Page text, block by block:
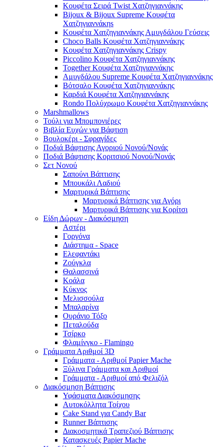
Κουφέτα Σειρά Twist Χατζηγιαννάκης
Bijoux & Bijoux Supreme Κουφέτα
Χατζηγιαννάκηs
Κουφέτα Χατζηγιαννάκης Αμυγδάλου Γεύσεις
Choco Balls Κουφέτα Χατζηγιαννάκης
Κουφέτα Χατζηγιαννάκης Crispy
Piccolino Κουφέτα Χατζηγιαννάκης
Together Κουφέτα Χατζηγιαννάκης
Αμυγδάλου Supreme Κουφέτα Χατζηγιαννάκης
Βότσαλο Κουφέτα Χατζηγιαννάκης
Καρδιά Κουφέτα Χατζηγιαννάκης
Rondo Πολύχρωμο Κουφέτα Χατζηγιαννάκης
Marshmallows
Τούλι για Μπομπονιέρες
Βιβλία Ευχών για Βάφτιση
Βουλοκέρι - Σφραγίδες
Ποδιά Βάφτισης Αγοριού Νονού/Νονάς
Ποδιά Βάφτισης Κοριτσιού Νονού/Νονάς
Σετ Νονού
Σαπούνι Βάπτισης
Μπουκάλι Λαδιού
Μαρτυρικά Βάπτισης
Μαρτυρικά Βάπτισης για Αγόρι
Μαρτυρικά Βάπτισης για Κορίτσι
Είδη Δώρων - Διακόσμηση
Αστέρι
Γοργόνα
Διάστημα - Space
Ελεφαντάκι
Ζούγκλα
Θαλασσινά
Κοάλα
Κύκνος
Μελισσούλα
Μπαλαρίνα
Ουράνιο Τόξο
Πεταλούδα
Τσίρκο
Φλαμίνγκο - Flamingo
Γράμματα Αριθμοί 3D
Γράμματα - Αριθμοί Papier Mache
Ξύλινα Γράμματα και Αριθμοί
Γράμματα - Αριθμοί από Φελιζόλ
Διακόσμηση Βάπτισης
Υφάσματα Διακόσμησης
Αυτοκόλλητα Τοίχου
Cake Stand για Candy Bar
Runner Βάπτισης
Διακοσμητικά Τραπεζιού Βάπτισης
Κατασκευές Papier Mache